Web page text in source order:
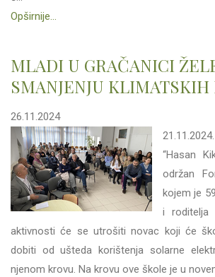
Opširnije...
MLADI U GRAČANICI
SMANJENJU KLIMATSKIH
26.11.2024
“Hasan
održan
kojem je
i roditelja
aktivnosti će se utrošiti novac koji će
dobiti od ušteda korištenja solarne
njenom krovu. Na krovu ove škole je u